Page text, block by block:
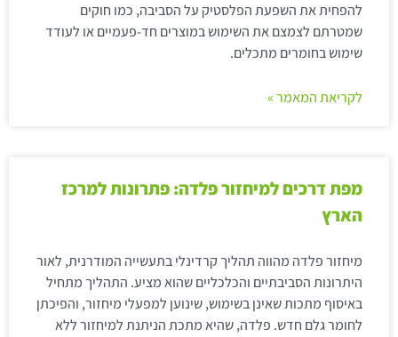
להפחית את השפעת הפלסטיק על הסביבה, כמו חוקים
שמטרתם לצמצם את השימוש במוצרים חד-פעמיים או לעודד
שימוש בחומרים מתכלים.
לקריאת המאמר »
מפת דרכים למיחזור פלדה: פתרונות למרכז
הארץ
מיחזור פלדה מהווה תהליך קרדינלי בתעשייה המודרנית, לאור
היתרונות הסביבתיים והכלכליים שהוא מציע. התהליך מתחיל
באיסוף מתכות שאינן בשימוש, שינוען למפעלי מיחזור, והפיכתן
לחומר גלם חדש. פלדה, שהיא מתכת הניתנת למיחזור ללא